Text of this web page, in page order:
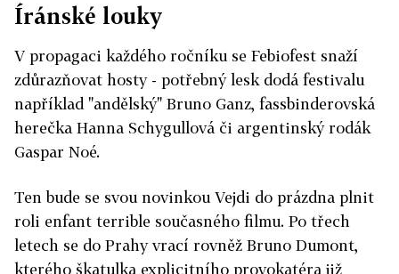
Íránské louky
V propagaci každého ročníku se Febiofest snaží
zdůrazňovat hosty - potřebný lesk dodá festivalu
například "andělský" Bruno Ganz, fassbinderovská
herečka Hanna Schygullová či argentinský rodák
Gaspar Noé.
Ten bude se svou novinkou Vejdi do prázdna plnit
roli enfant terrible současného filmu. Po třech
letech se do Prahy vrací rovněž Bruno Dumont,
kterého škatulka explicitního provokatéra již